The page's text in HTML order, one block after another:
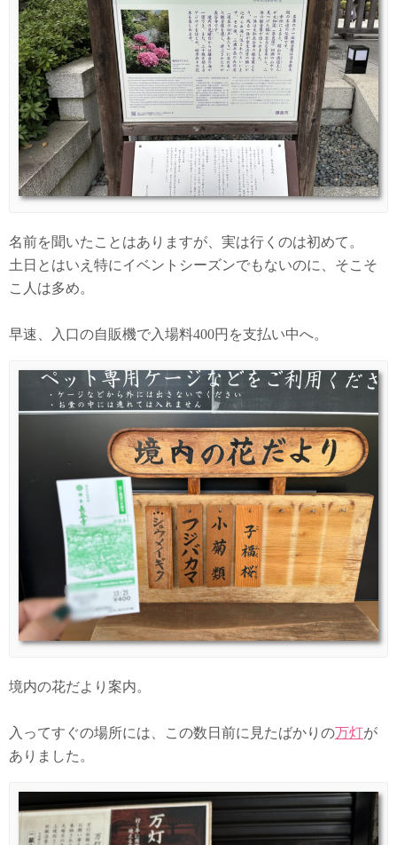
名前を聞いたことはありますが、実は行くのは初めて。
土日とはいえ特にイベントシーズンでもないのに、そこそ
こ人は多め。
早速、入口の自販機で入場料400円を支払い中へ。
境内の花だより案内。
入ってすぐの場所には、この数日前に見たばかりの万灯が
ありました。